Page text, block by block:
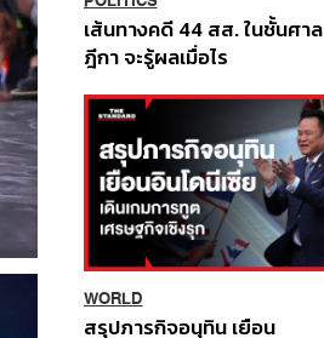
เส้นทางคดี 44 สส. ในชั้นศาล
ฎีกา จะรู้ผลเมื่อไร
WORLD
สรุปภารกิจอนุทิน เยือน